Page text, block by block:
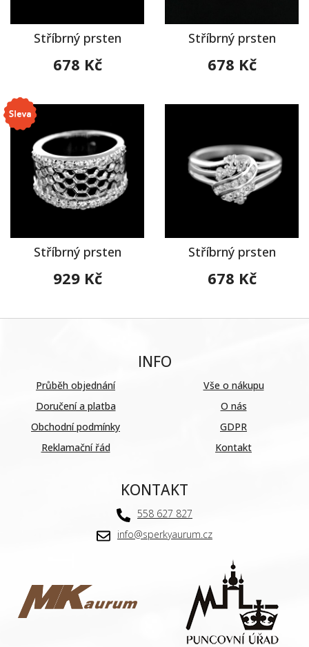
Stříbrný prsten
678 Kč
Stříbrný prsten
678 Kč
Stříbrný prsten
929 Kč
Stříbrný prsten
678 Kč
INFO
Průběh objednání
Doručení a platba
Obchodní podmínky
Reklamační řád
Vše o nákupu
O nás
GDPR
Kontakt
KONTAKT
558 627 827
info@sperkyaurum.cz